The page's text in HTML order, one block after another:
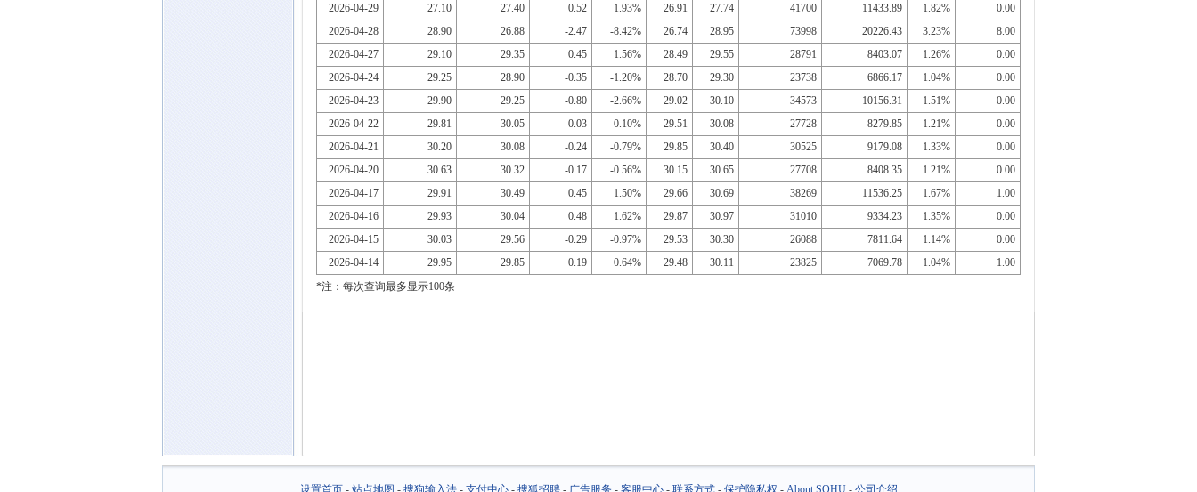
2026-04-29
27.10 27.40 0.52 1.93% 26.91 27.74 41700 11433.89 1.82%
0.00
2026-04-28
28.90 26.88 -2.47 -8.42% 26.74 28.95 73998 20226.43 3.23%
8.00
2026-04-27
29.10 29.35 0.45 1.56% 28.49 29.55 28791 8403.07 1.26%
0.00
2026-04-24
29.25 28.90 -0.35 -1.20% 28.70 29.30 23738 6866.17 1.04%
0.00
2026-04-23
29.90 29.25 -0.80 -2.66% 29.02 30.10 34573 10156.31 1.51%
0.00
2026-04-22
29.81 30.05 -0.03 -0.10% 29.51 30.08 27728 8279.85 1.21%
0.00
2026-04-21
30.20 30.08 -0.24 -0.79% 29.85 30.40 30525 9179.08 1.33%
0.00
2026-04-20
30.63 30.32 -0.17 -0.56% 30.15 30.65 27708 8408.35 1.21%
0.00
2026-04-17
29.91 30.49 0.45 1.50% 29.66 30.69 38269 11536.25 1.67%
1.00
2026-04-16
29.93 30.04 0.48 1.62% 29.87 30.97 31010 9334.23 1.35%
0.00
2026-04-15
30.03 29.56 -0.29 -0.97% 29.53 30.30 26088 7811.64 1.14%
0.00
2026-04-14
29.95 29.85 0.19 0.64% 29.48 30.11 23825 7069.78 1.04%
1.00
*注：每次查询最多显示100条
设置首页- 站点地图 - 搜狗输入法- 支付中心- 搜狐招聘- 广告服务- 客服中心- 联系方式- 保护隐私权 - About SOHU- 公司介绍